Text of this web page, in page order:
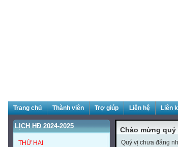
Trang chủ Thành viên Trợ giúp Liên hệ Liên
LỊCH HĐ 2024-2025
THỨ HAI
Chào mừng
Quý vị chưa đăng